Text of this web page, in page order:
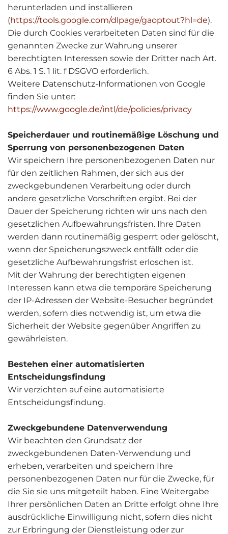
herunterladen und installieren
(https://tools.google.com/dlpage/gaoptout?hl=de).
Die durch Cookies verarbeiteten Daten sind für die
genannten Zwecke zur Wahrung unserer
berechtigten Interessen sowie der Dritter nach Art.
6 Abs. 1 S. 1 lit. f DSGVO erforderlich.
Weitere Datenschutz-Informationen von Google
finden Sie unter:
https://www.google.de/intl/de/policies/privacy
Speicherdauer und routinemäßige Löschung und
Sperrung von personenbezogenen Daten
Wir speichern Ihre personenbezogenen Daten nur
für den zeitlichen Rahmen, der sich aus der
zweckgebundenen Verarbeitung oder durch
andere gesetzliche Vorschriften ergibt. Bei der
Dauer der Speicherung richten wir uns nach den
gesetzlichen Aufbewahrungsfristen. Ihre Daten
werden dann routinemäßig gesperrt oder gelöscht,
wenn der Speicherungszweck entfällt oder die
gesetzliche Aufbewahrungsfrist erloschen ist.
Mit der Wahrung der berechtigten eigenen
Interessen kann etwa die temporäre Speicherung
der IP-Adressen der Website-Besucher begründet
werden, sofern dies notwendig ist, um etwa die
Sicherheit der Website gegenüber Angriffen zu
gewährleisten.
Bestehen einer automatisierten
Entscheidungsfindung
Wir verzichten auf eine automatisierte
Entscheidungsfindung.
Zweckgebundene Datenverwendung
Wir beachten den Grundsatz der
zweckgebundenen Daten-Verwendung und
erheben, verarbeiten und speichern Ihre
personenbezogenen Daten nur für die Zwecke, für
die Sie sie uns mitgeteilt haben. Eine Weitergabe
Ihrer persönlichen Daten an Dritte erfolgt ohne Ihre
ausdrückliche Einwilligung nicht, sofern dies nicht
zur Erbringung der Dienstleistung oder zur